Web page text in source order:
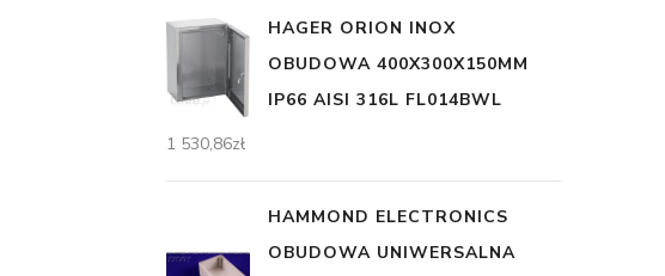
HAGER ORION INOX
OBUDOWA 400X300X150MM
IP66 AISI 316L FL014BWL
1 530,86zł
HAMMOND ELECTRONICS
OBUDOWA UNIWERSALNA